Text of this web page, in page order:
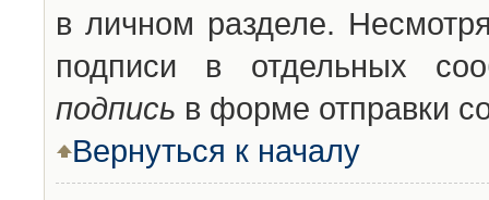
в личном разделе.
подписи в отдельных
подпись в форме отправки
Вернуться к началу